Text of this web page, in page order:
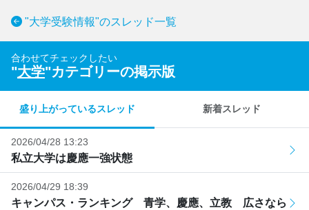
"大学受験情報"のスレッド一覧
合わせてチェックしたい
"大学"カテゴリーの掲示版
盛り上がっているスレッド 新着スレッド
2026/04/28 13:23
私立大学は慶應一強状態
2026/04/29 18:39
キャンパス・ランキング 青学、慶應、立教 広さなら